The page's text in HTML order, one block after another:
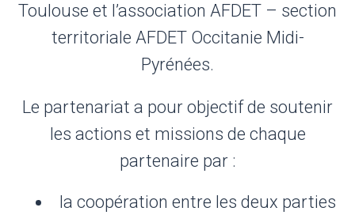
Toulouse et l’association AFDET – section
territoriale AFDET Occitanie Midi-
Pyrénées.
Le partenariat a pour objectif de soutenir
les actions et missions de chaque
partenaire par :
la coopération entre les deux parties